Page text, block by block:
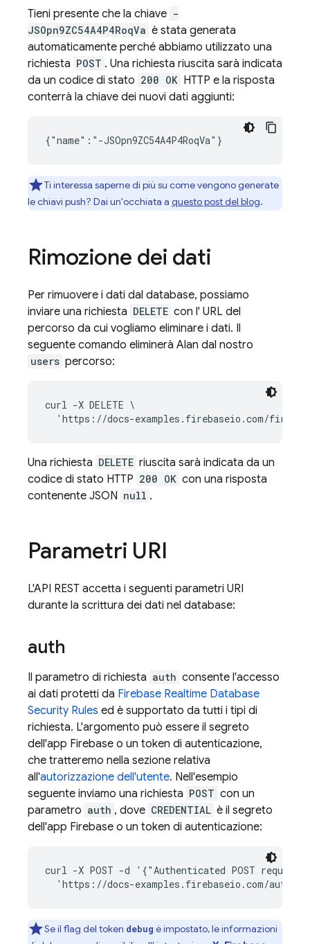
Tieni presente che la chiave -
JSOpn9ZC54A4P4RoqVa è stata generata
automaticamente perché abbiamo utilizzato una
richiesta POST . Una richiesta riuscita sarà indicata
da un codice di stato 200 OK HTTP e la risposta
conterrà la chiave dei nuovi dati aggiunti:
{"name":"-JSOpn9ZC54A4P4RoqVa"}
Ti interessa saperne di più su come vengono generate
le chiavi push? Dai un'occhiata a questo post del blog.
Rimozione dei dati
Per rimuovere i dati dal database, possiamo
inviare una richiesta DELETE con l' URL del
percorso da cui vogliamo eliminare i dati. Il
seguente comando eliminerà Alan dal nostro
users percorso:
curl -X DELETE \
Una richiesta DELETE riuscita sarà indicata da un
codice di stato HTTP 200 OK con una risposta
contenente JSON null .
Parametri URI
L'API REST accetta i seguenti parametri URI
durante la scrittura dei dati nel database:
auth
Il parametro di richiesta auth consente l'accesso
ai dati protetti da Firebase Realtime Database
Security Rules ed è supportato da tutti i tipi di
richiesta. L'argomento può essere il segreto
dell'app Firebase o un token di autenticazione,
che tratteremo nella sezione relativa
all'autorizzazione dell'utente. Nell'esempio
seguente inviamo una richiesta POST con un
parametro auth , dove CREDENTIAL è il segreto
dell'app Firebase o un token di autenticazione:
curl -X POST -d '{"Authenticated POST
Se il flag del token debug è impostato, le informazioni